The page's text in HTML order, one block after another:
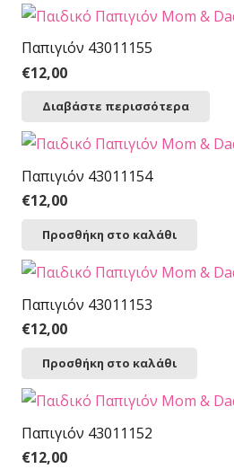
Παπιγιόν 43011155
€12,00
Διαβάστε περισσότερα
Παπιγιόν 43011154
€12,00
Προσθήκη στο καλάθι
Παπιγιόν 43011153
€12,00
Προσθήκη στο καλάθι
Παπιγιόν 43011152
€12,00